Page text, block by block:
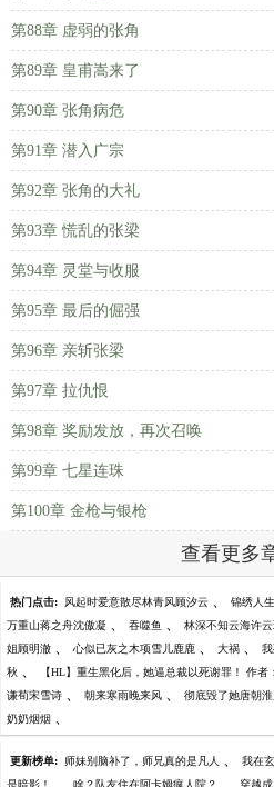
第88章 虚弱的张角
第89章 皇甫嵩来了
第90章 张角病危
第91章 潜入广宗
第92章 张角的大礼
第93章 慌乱的张梁
第94章 灵堂与收服
第95章 最后的倔强
第96章 亲斩张梁
第97章 拉仇恨
第98章 奖励发放，再次召唤
第99章 七星连珠
第100章 金枪与银枪
查看更多
热门点击: 风起时爱意散尽林青风顾汐云 、 锦绣人
万重山蒋之舟沈傲凝 、 吞噬鱼 、 林深不知云海许
姐顾明澈 、 心似已灰之木项雪儿鹿鹿 、 大祸 、
秋 、 【HL】重生黑化后，她逼总裁以死谢罪！ 作者
谦荀宋雪诗 、 朝来寒雨晚来风 、 彻底毁了她唐朝
奶奶烟烟 、
更新榜单: 师妹别脑补了，师兄真的是凡人 、 我在
是暗影！ 啥？队友住在阿卡姆疯人院？ 穿越